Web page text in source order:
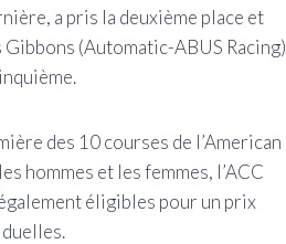
a pris la deuxième place et
(Automatic-ABUS Racing)
des 10 courses de l’American
hommes et les femmes, l’ACC
éligibles pour un prix